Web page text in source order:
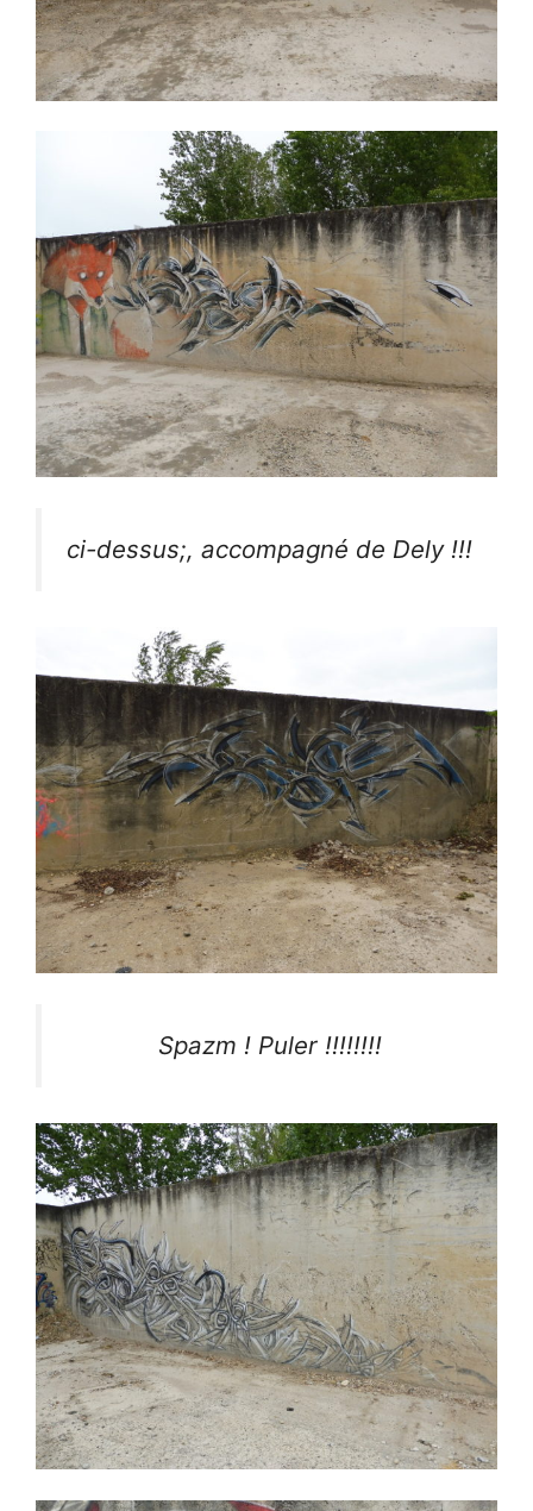
ci-dessus;, accompagné de Dely !!!
Spazm ! Puler !!!!!!!!